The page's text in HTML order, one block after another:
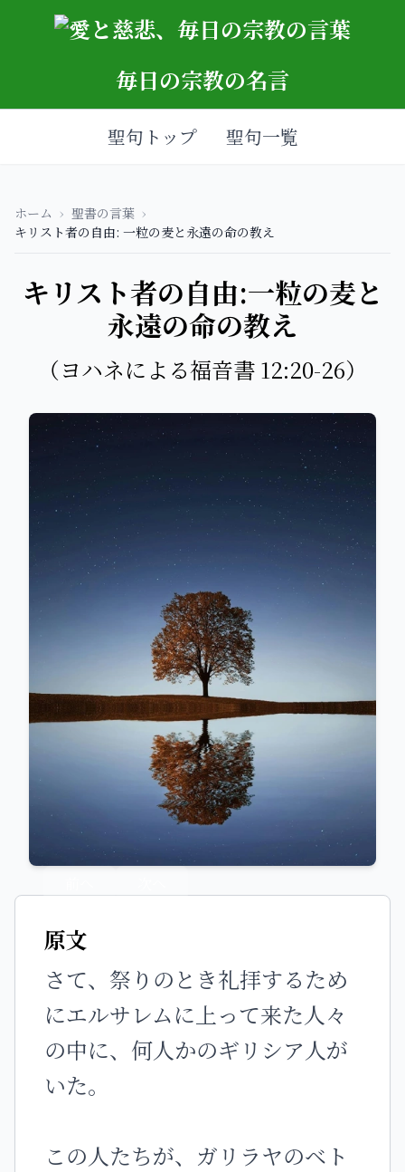
毎日の宗教の名言
聖句トップ 聖句一覧
ホーム › 聖書の言葉 ›
キリスト者の自由: 一粒の麦と永遠の命の教え
キリスト者の自由:一粒の麦と
永遠の命の教え
（ヨハネによる福音書 12:20-26）
原文
さて、祭りのとき礼拝するため
にエルサレムに上って来た人々
の中に、何人かのギリシア人が
いた。
この人たちが、ガリラヤのベト